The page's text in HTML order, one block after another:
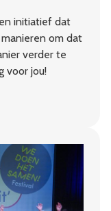
initiatief dat
om dat
verder te
voor jou!